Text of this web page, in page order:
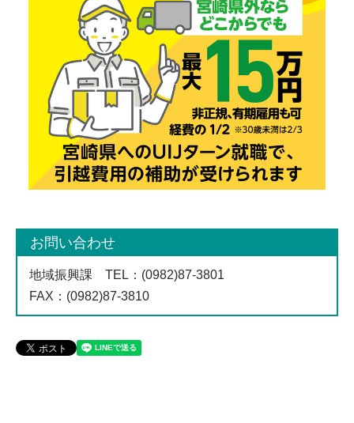
お問い合わせ
地域振興課 TEL ：(0982)87-3801
FAX ：(0982)87-3810